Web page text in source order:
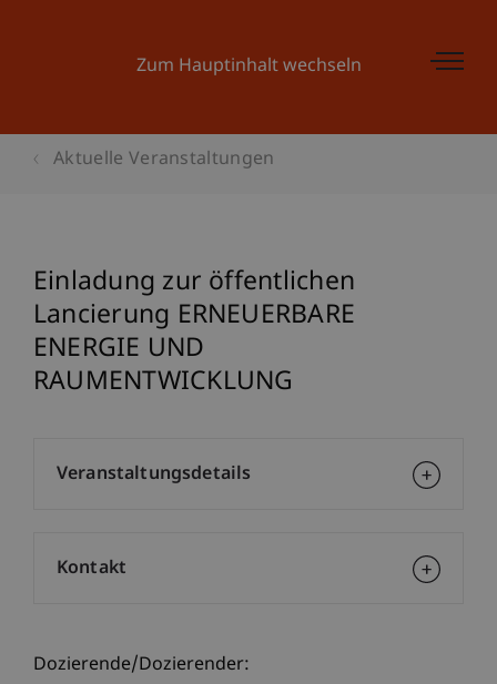
Zum Hauptinhalt wechseln
Aktuelle Veranstaltungen
Einladung zur öffentlichen
Lancierung ERNEUERBARE
ENERGIE UND
RAUMENTWICKLUNG
Dozierende/Dozierender:
Veranstaltungsdetails
Kontakt